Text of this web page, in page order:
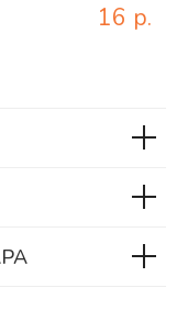
16 р.